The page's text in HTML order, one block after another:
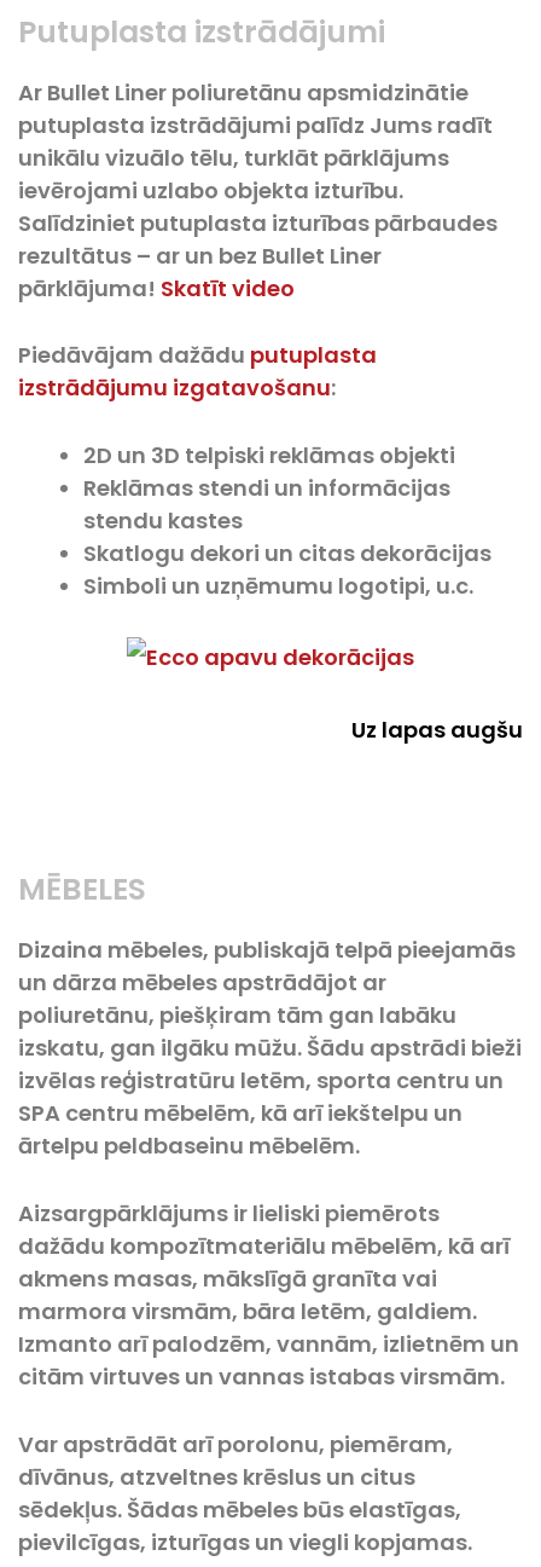
Putuplasta izstrādājumi
Ar Bullet Liner poliuretānu apsmidzinātie
putuplasta izstrādājumi palīdz Jums radīt
unikālu vizuālo tēlu, turklāt pārklājums
ievērojami uzlabo objekta izturību.
Salīdziniet putuplasta izturības pārbaudes
rezultātus – ar un bez Bullet Liner
pārklājuma! Skatīt video
Piedāvājam dažādu putuplasta
izstrādājumu izgatavošanu:
2D un 3D telpiski reklāmas objekti
Reklāmas stendi un informācijas
stendu kastes
Skatlogu dekori un citas dekorācijas
Simboli un uzņēmumu logotipi, u.c.
Uz lapas augšu
MĒBELES
Dizaina mēbeles, publiskajā telpā pieejamās
un dārza mēbeles apstrādājot ar
poliuretānu, piešķiram tām gan labāku
izskatu, gan ilgāku mūžu. Šādu apstrādi bieži
izvēlas reģistratūru letēm, sporta centru un
SPA centru mēbelēm, kā arī iekštelpu un
ārtelpu peldbaseinu mēbelēm.
Aizsargpārklājums ir lieliski piemērots
dažādu kompozītmateriālu mēbelēm, kā arī
akmens masas, mākslīgā granīta vai
marmora virsmām, bāra letēm, galdiem.
Izmanto arī palodzēm, vannām, izlietnēm un
citām virtuves un vannas istabas virsmām.
Var apstrādāt arī porolonu, piemēram,
dīvānus, atzveltnes krēslus un citus
sēdekļus. Šādas mēbeles būs elastīgas,
pievilcīgas, izturīgas un viegli kopjamas.